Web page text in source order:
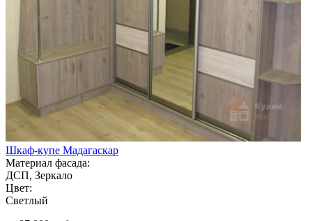
Шкаф-купе Мадагаскар
Материал фасада:
ДСП, Зеркало
Цвет:
Светлый